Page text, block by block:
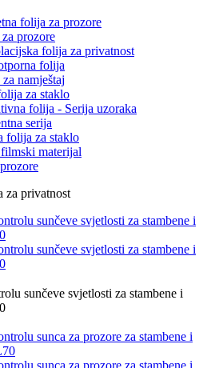
folija za prozore
prozore
folija za privatnost
folija
namještaj
za staklo
folija - Serija uzoraka
serija
folija za staklo
materijal
za privatnost
sunčeve svjetlosti za stambene i